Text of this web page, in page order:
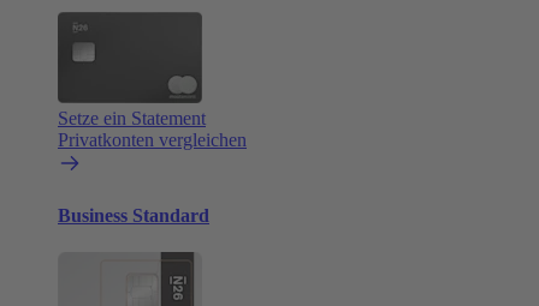
Setze ein Statement
Privatkonten vergleichen
Business Standard